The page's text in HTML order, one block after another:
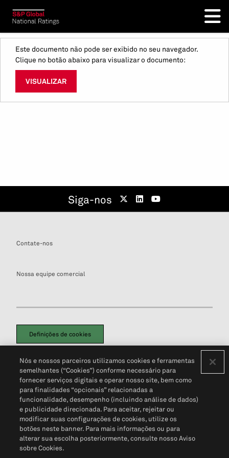
Este documento não pode ser exibido no seu navegador.
Clique no botão abaixo para visualizar o documento:
VISUALIZAR
Siga-nos
Contate-nos
Nossa equipe comercial
Definições de cookies
Política de PrivacidadePortal de privacidade do cliente (em inglês)
Não Venda Minhas Informações Pessoais© 2026 S&P Global
Nós e nossos parceiros utilizamos cookies e ferramentas
semelhantes (“Cookies”) conforme necessário para
fornecer serviços digitais e operar nosso site, bem como
para finalidades “opcionais” relacionadas a
funcionalidade, desempenho (incluindo análise de dados)
e publicidade direcionada. Para aceitar, rejeitar ou
modificar suas configurações de cookies, utilize os
botões neste banner. Para mais informações ou para
alterar sua escolha posteriormente, consulte nosso Aviso
sobre Cookies.